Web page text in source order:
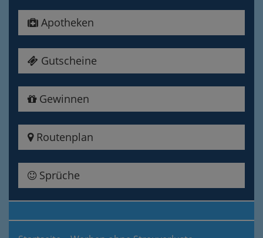
Apotheken
Gutscheine
Gewinnen
Routenplan
Sprüche